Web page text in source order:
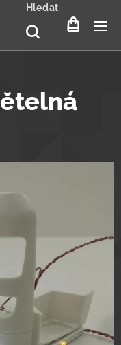
Hledat